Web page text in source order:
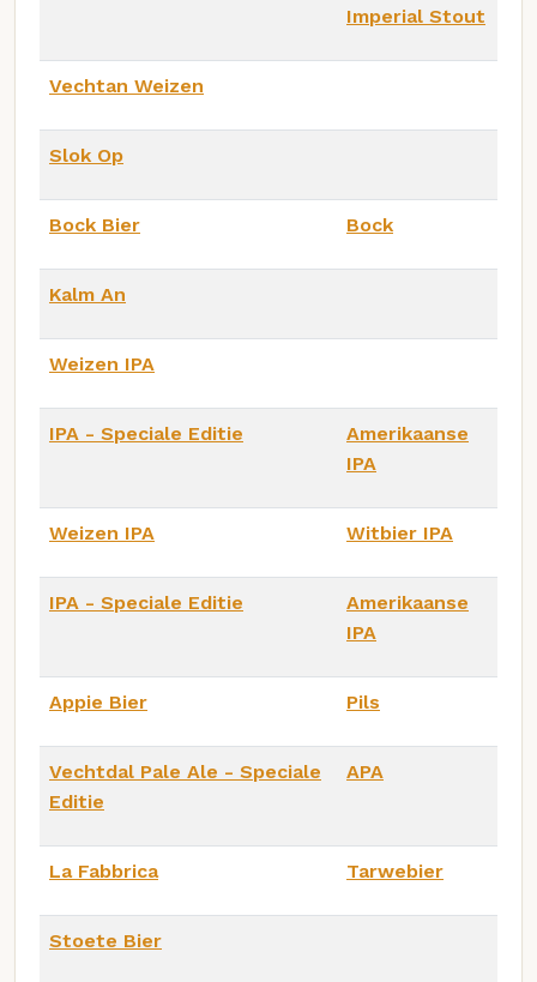
Imperial Stout
Vechtan Weizen
Slok Op
Bock Bier Bock
Kalm An
Weizen IPA
IPA - Speciale Editie
Amerikaanse
IPA
Weizen IPA Witbier IPA
IPA - Speciale Editie
Amerikaanse
IPA
Appie Bier Pils
Vechtdal Pale Ale - Speciale
Editie
APA
La Fabbrica Tarwebier
Stoete Bier